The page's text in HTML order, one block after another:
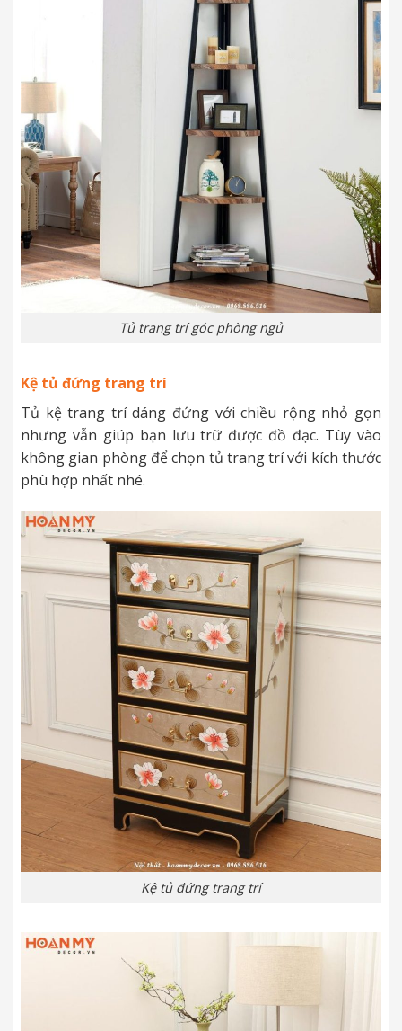
Tủ trang trí góc phòng ngủ
Kệ tủ đứng trang trí
Tủ kệ trang trí dáng đứng với chiều rộng nhỏ gọn
nhưng vẫn giúp bạn lưu trữ được đồ đạc. Tùy vào
không gian phòng để chọn tủ trang trí với kích thước
phù hợp nhất nhé.
Kệ tủ đứng trang trí